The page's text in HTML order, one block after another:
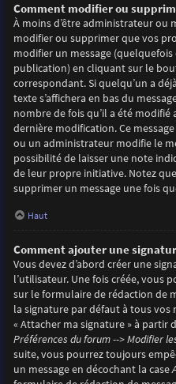
Comment modifier ou
À moins d’être administrateur ou
modifier ou supprimer que vos
modifier un message
publication) en cliquant sur le
correspondant. Si quelqu’un a
texte s’affichera en bas du
nombre de fois qu’il a été modifié
dernière modification. Ce
ou un administrateur modifie le
possibilité de laisser une note
de leur propre initiative. Notez
supprimer un message une fois
Haut
Comment ajouter une
Vous devez d’abord créer une
l’utilisateur. Une fois créée, vous
sur le formulaire de rédaction de
la signature par défaut à tous vos
« Attacher ma signature » à partir
Préférences du forum --> Modifier
suite, vous pourrez toujours
un message en décochant la case